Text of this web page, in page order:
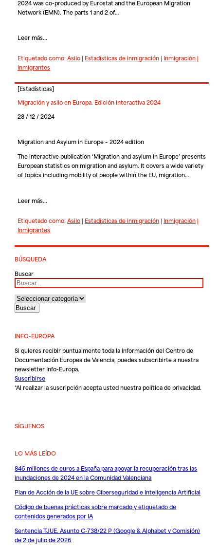
2024 was co-produced by Eurostat and the European Migration
Network (EMN). The parts 1 and 2 of…
Leer más...
Etiquetado como:Asilo| Estadísticas de inmigración| Inmigración|
Inmigrantes
[Estadísticas]
Migración y asilo en Europa. Edición interactiva 2024
28 / 12 / 2024
Migration and Asylum in Europe – 2024 edition
The interactive publication ‘Migration and asylum in Europe’ presents
European statistics on migration and asylum. It covers a wide variety
of topics including mobility of people within the EU, migration…
Leer más...
Etiquetado como:Asilo| Estadísticas de inmigración| Inmigración|
Inmigrantes
BÚSQUEDA
Buscar
INFO-EUROPA
Si quieres recibir puntualmente toda la información del Centro de
Documentación Europea de Valencia, puedes subscribirte a nuestra
newsletter Info-Europa.
Suscribirse
*Al realizar la suscripción acepta usted nuestrapolítica de privacidad.
SÍGUENOS
LO MÁS LEÍDO
846 millones de euros a España para apoyar la recuperación tras las
inundaciones de 2024 en la Comunidad Valenciana
Plan de Acción de la UE sobre Ciberseguridad e Inteligencia Artificial
Código de buenas prácticas sobre marcado y etiquetado de
contenidos generados por IA
Sentencia TJUE. Asunto C-738/22 P (Google & Alphabet v Comisión)
de 2 de julio de 2026